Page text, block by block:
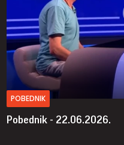
POBEDNIK
Pobednik - 22.06.2026.